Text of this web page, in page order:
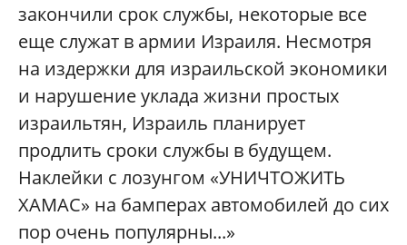
закончили срок службы, некоторые все
еще служат в армии Израиля. Несмотря
на издержки для израильской экономики
и нарушение уклада жизни простых
израильтян, Израиль планирует
продлить сроки службы в будущем.
Наклейки с лозунгом «УНИЧТОЖИТЬ
ХАМАС» на бамперах автомобилей до сих
пор очень популярны...»